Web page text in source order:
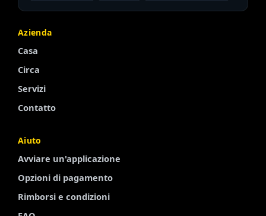
Azienda
Casa
Circa
Servizi
Contatto
Aiuto
Avviare un'applicazione
Opzioni di pagamento
Rimborsi e condizioni
Arabic
Portuguese